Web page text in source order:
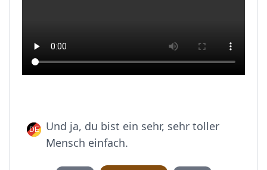
Und ja, du bist ein sehr, sehr toller
Mensch einfach.